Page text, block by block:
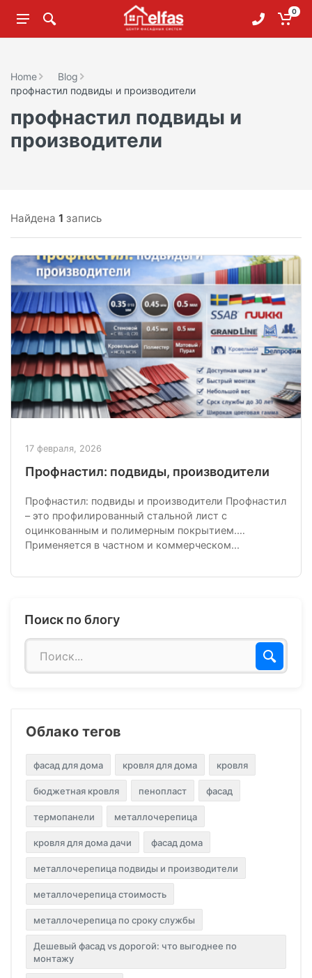
0
Home
Blog
профнастил подвиды и производители
профнастил подвиды и
производители
Найдена 1 запись
Профнастил: подвиды, производители
17 февраля, 2026
Профнастил: подвиды и производители Профнастил
– это профилированный стальной лист с
оцинкованным и полимерным покрытием.
Применяется в частном и коммерческом...
Поиск по блогу
Облако тегов
фасад для дома кровля для дома кровля
бюджетная кровля пенопласт фасад
термопанели металлочерепица
кровля для дома дачи фасад дома
металлочерепица подвиды и производители
металлочерепица стоимость
металлочерепица по сроку службы
Дешевый фасад vs дорогой: что выгоднее по
монтажу